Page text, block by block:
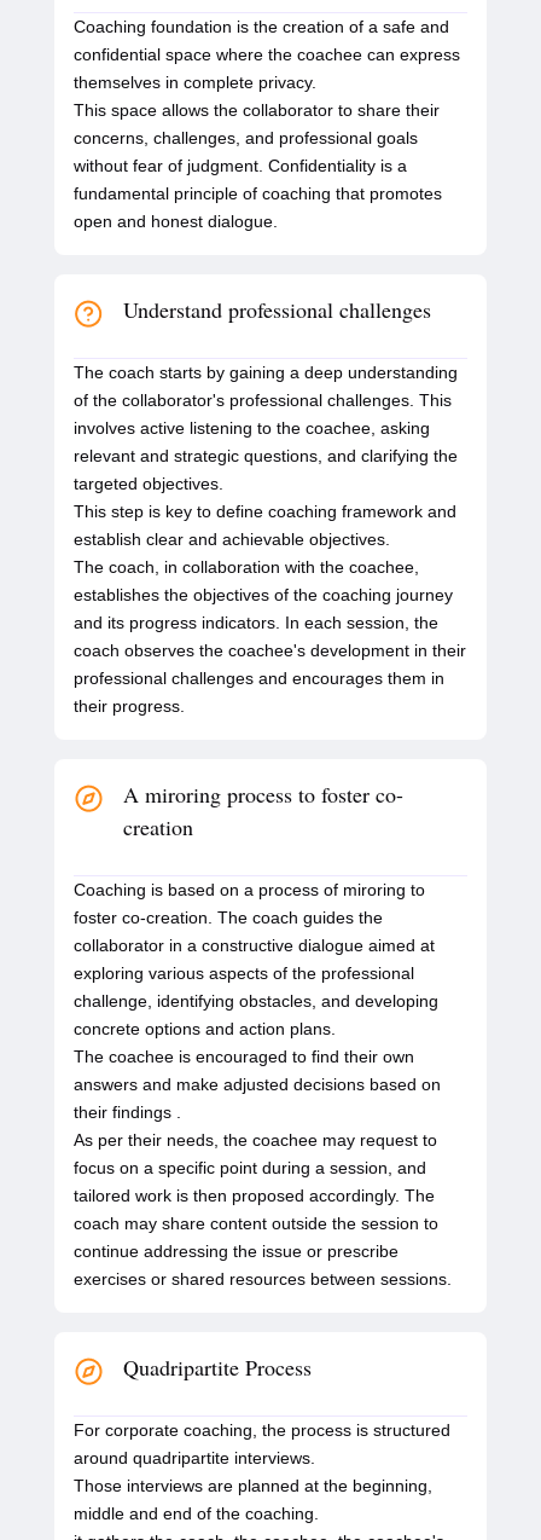
Coaching foundation is the creation of a safe and
confidential space where the coachee can express
themselves in complete privacy.
This space allows the collaborator to share their
concerns, challenges, and professional goals
without fear of judgment. Confidentiality is a
fundamental principle of coaching that promotes
open and honest dialogue.
Understand professional challenges
The coach starts by gaining a deep understanding
of the collaborator's professional challenges. This
involves active listening to the coachee, asking
relevant and strategic questions, and clarifying the
targeted objectives.
This step is key to define coaching framework and
establish clear and achievable objectives.
The coach, in collaboration with the coachee,
establishes the objectives of the coaching journey
and its progress indicators. In each session, the
coach observes the coachee's development in their
professional challenges and encourages them in
their progress.
A miroring process to foster co-
creation
Coaching is based on a process of miroring to
foster co-creation. The coach guides the
collaborator in a constructive dialogue aimed at
exploring various aspects of the professional
challenge, identifying obstacles, and developing
concrete options and action plans.
The coachee is encouraged to find their own
answers and make adjusted decisions based on
their findings .
As per their needs, the coachee may request to
focus on a specific point during a session, and
tailored work is then proposed accordingly. The
coach may share content outside the session to
continue addressing the issue or prescribe
exercises or shared resources between sessions.
Quadripartite Process
For corporate coaching, the process is structured
around quadripartite interviews.
Those interviews are planned at the beginning,
middle and end of the coaching.